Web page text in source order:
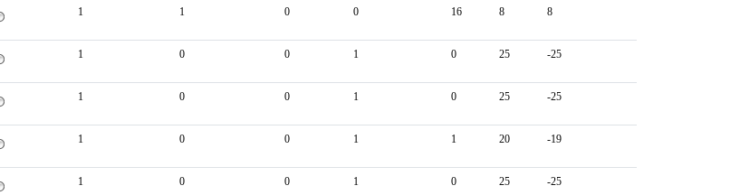
1 1 0 0 16 8 8
1 0 0 1 0 25 -25
1 0 0 1 0 25 -25
1 0 0 1 1 20 -19
1 0 0 1 0 25 -25